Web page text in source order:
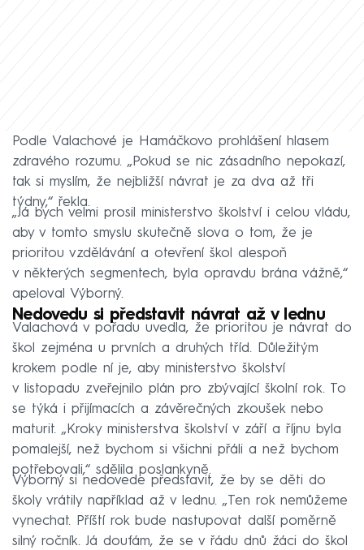
Podle Valachové je Hamáčkovo prohlášení hlasem
zdravého rozumu. „Pokud se nic zásadního nepokazí,
tak si myslím, že nejbližší návrat je za dva až tři
týdny,“ řekla.
„Já bych velmi prosil ministerstvo školství i celou vládu,
aby v tomto smyslu skutečně slova o tom, že je
prioritou vzdělávání a otevření škol alespoň
v některých segmentech, byla opravdu brána vážně,“
apeloval Výborný.
Nedovedu si představit návrat až v lednu
Valachová v pořadu uvedla, že prioritou je návrat do
škol zejména u prvních a druhých tříd. Důležitým
krokem podle ní je, aby ministerstvo školství
v listopadu zveřejnilo plán pro zbývající školní rok. To
se týká i přijímacích a závěrečných zkoušek nebo
maturit. „Kroky ministerstva školství v září a říjnu byla
pomalejší, než bychom si všichni přáli a než bychom
potřebovali,“ sdělila poslankyně.
Výborný si nedovede představit, že by se děti do
školy vrátily například až v lednu. „Ten rok nemůžeme
vynechat. Příští rok bude nastupovat další poměrně
silný ročník. Já doufám, že se v řádu dnů žáci do škol